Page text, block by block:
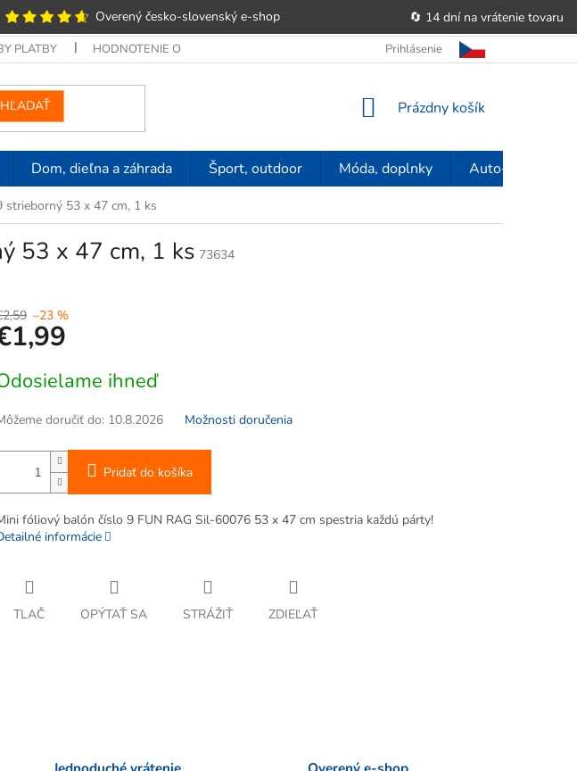
Overený česko-slovenský e‑shop 🔄 14 dní na vrátenie tovaru
PLATBY HODNOTENIE OBCHODU OBCHODNÉ PODMIENKY POUČENIE O PRÁVE
Prihlásenie
HĽADAŤ
NÁKUPNÝ
Prázdny košík
Dom, dieľna a záhrada Šport, outdoor Móda, doplnky Auto-moto
53 x 47 cm, 1 ks
53 x 47 cm, 1 ks 73634
–23 %
ihneď
doručiť do: 10.8.2026 Možnosti doručenia
Pridať do košíka
fóliový balón číslo 9 FUN RAG Sil-60076 53 x 47 cm spestria každú párty!
informácie
TLAČ OPÝTAŤ SA STRÁŽIŤ ZDIEĽAŤ